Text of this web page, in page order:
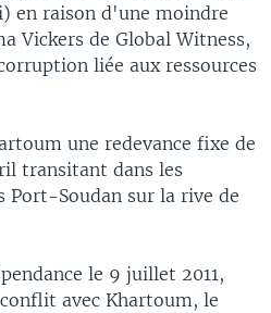
en raison d'une moindre
Vickers de Global Witness,
liée aux ressources
une redevance fixe de
transitant dans les
Port-Soudan sur la rive de
le 9 juillet 2011,
avec Khartoum, le